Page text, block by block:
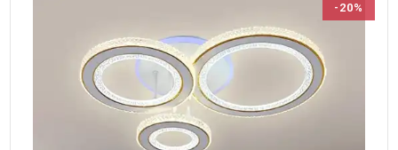
-20%